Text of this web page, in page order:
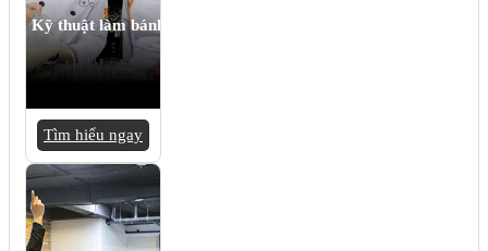
Kỹ thuật làm bánh
Tìm hiểu ngay